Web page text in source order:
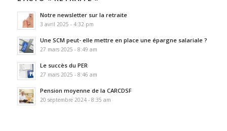
Notre newsletter sur la retraite
3 avril 2025 - 4:32 pm
Une SCM peut- elle mettre en place une épargne salariale ?
27 mars 2025 - 8:49 am
Le succès du PER
27 mars 2025 - 8:46 am
Pension moyenne de la CARCDSF
20 septembre 2024 - 8:35 am